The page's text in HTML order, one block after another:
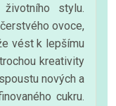
stylu.
ovoce,
vést k lepšímu
kreativity
nových a
cukru.